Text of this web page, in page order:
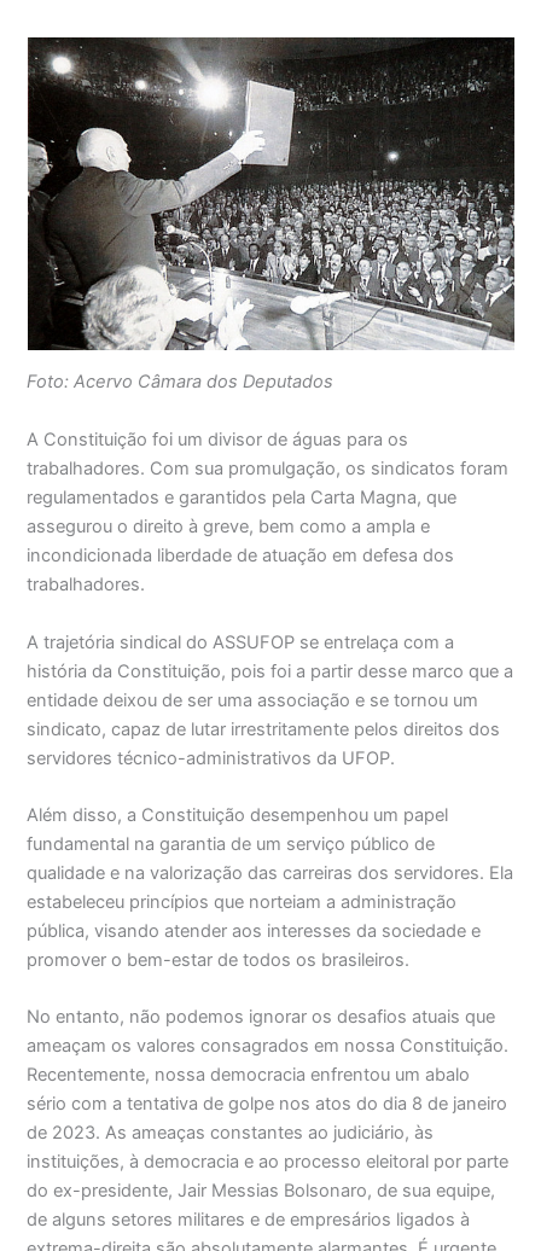
Foto: Acervo Câmara dos Deputados
A Constituição foi um divisor de águas para os
trabalhadores. Com sua promulgação, os sindicatos foram
regulamentados e garantidos pela Carta Magna, que
assegurou o direito à greve, bem como a ampla e
incondicionada liberdade de atuação em defesa dos
trabalhadores.
A trajetória sindical do ASSUFOP se entrelaça com a
história da Constituição, pois foi a partir desse marco que a
entidade deixou de ser uma associação e se tornou um
sindicato, capaz de lutar irrestritamente pelos direitos dos
servidores técnico-administrativos da UFOP.
Além disso, a Constituição desempenhou um papel
fundamental na garantia de um serviço público de
qualidade e na valorização das carreiras dos servidores. Ela
estabeleceu princípios que norteiam a administração
pública, visando atender aos interesses da sociedade e
promover o bem-estar de todos os brasileiros.
No entanto, não podemos ignorar os desafios atuais que
ameaçam os valores consagrados em nossa Constituição.
Recentemente, nossa democracia enfrentou um abalo
sério com a tentativa de golpe nos atos do dia 8 de janeiro
de 2023. As ameaças constantes ao judiciário, às
instituições, à democracia e ao processo eleitoral por parte
do ex-presidente, Jair Messias Bolsonaro, de sua equipe,
de alguns setores militares e de empresários ligados à